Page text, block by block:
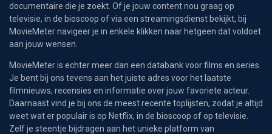
documentaire die je zoekt. Of je jouw content nou graag op
televisie, in de bioscoop of via een streamingsdienst bekijkt, bij
MovieMeter navigeer je in enkele klikken naar hetgeen dat voldoet
aan jouw wensen.
MovieMeter is echter meer dan een databank voor films en series.
Je bent bij ons tevens aan het juiste adres voor het laatste
filmnieuws, recensies en informatie over jouw favoriete acteur.
Daarnaast vind je bij ons de meest recente toplijsten, zodat je altijd
weet wat er populair is op Netflix, in de bioscoop of op televisie.
Zelf je steentje bijdragen aan het unieke platform van